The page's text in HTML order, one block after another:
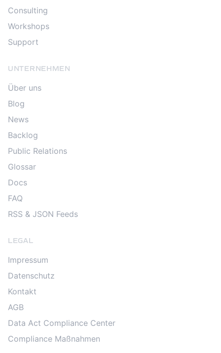
Consulting
Workshops
Support
UNTERNEHMEN
Über uns
Blog
News
Backlog
Public Relations
Glossar
Docs
FAQ
RSS & JSON Feeds
LEGAL
Impressum
Datenschutz
Kontakt
AGB
Data Act Compliance Center
Compliance Maßnahmen